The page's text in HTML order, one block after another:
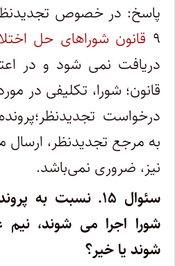
پاسخ: در خصوص تجدیدنظر
۹ قانون شوراهای حل
قانون؛ شورا، تکلیفی در
درخواست
به مرجع تجدیدنظر، ارسال
نیز، ضروری نمی‌باشد.
سئوال ۱۵.
نسبت به
شورا اجرا می شوند،
شوند یا خیر؟